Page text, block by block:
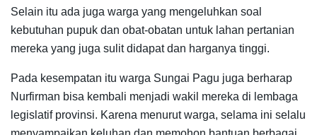
Selain itu ada juga warga yang mengeluhkan soal
kebutuhan pupuk dan obat-obatan untuk lahan pertanian
mereka yang juga sulit didapat dan harganya tinggi.
Pada kesempatan itu warga Sungai Pagu juga berharap
Nurfirman bisa kembali menjadi wakil mereka di lembaga
legislatif provinsi. Karena menurut warga, selama ini selalu